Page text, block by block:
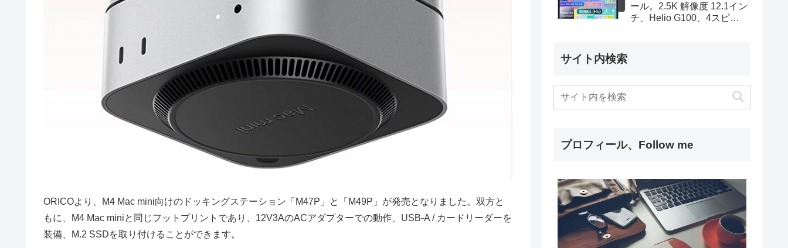
ORICOより、M4 Mac mini向けのドッキングステーション「M47P」と「M49P」が発売となりました。双方と
もに、M4 Mac miniと同じフットプリントであり、12V3AのACアダプターでの動作、USB-A / カードリーダーを
装備、M.2 SSDを取り付けることができます。
ール。2.5K 解像度 12.1イン
チ、Helio G100、4スピー
サイト内検索
プロフィール、Follow me